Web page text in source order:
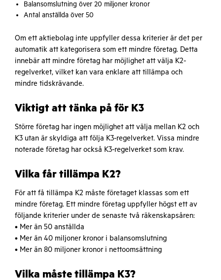
Balansomslutning över 20 miljoner kronor
Antal anställda över 50
Om ett aktiebolag inte uppfyller dessa kriterier är det per
automatik att kategorisera som ett mindre företag. Detta
innebär att mindre företag har möjlighet att välja K2-
regelverket, vilket kan vara enklare att tillämpa och
mindre tidskrävande.
Viktigt att tänka på för K3
Större företag har ingen möjlighet att välja mellan K2 och
K3 utan är skyldiga att följa K3-regelverket. Vissa mindre
noterade företag har också K3-regelverket som krav.
Vilka får tillämpa K2?
För att få tillämpa K2 måste företaget klassas som ett
mindre företag. Ett mindre företag uppfyller högst ett av
följande kriterier under de senaste två räkenskapsåren:
• Mer än 50 anställda
• Mer än 40 miljoner kronor i balansomslutning
• Mer än 80 miljoner kronor i nettoomsättning
Vilka måste tillämpa K3?